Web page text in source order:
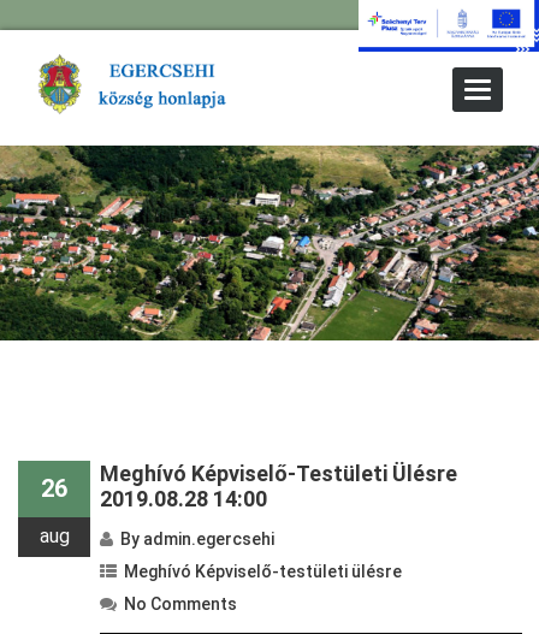
Toggle
26
aug
Meghívó Képviselő-Testületi Ülésre
2019.08.28 14:00
By admin.egercsehi
Meghívó Képviselő-testületi ülésre
No Comments